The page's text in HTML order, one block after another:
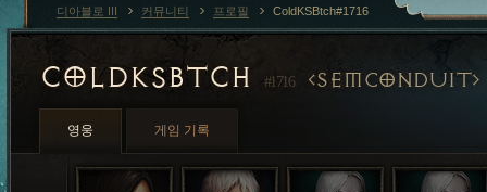
COLDKSBTCH #1716 SEMCONDUIT
영웅 게임 기록
디아블로 III 커뮤니티 프로필 ColdKSBtch#1716